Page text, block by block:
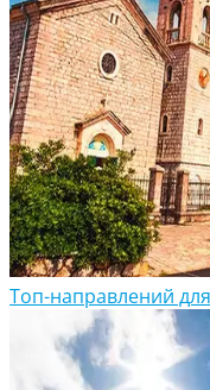
Топ-направлений